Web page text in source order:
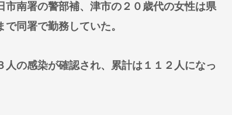
南署の警部補、津市の２０歳代の女性は県
同署で勤務していた。
の感染が確認され、累計は１１２人になっ